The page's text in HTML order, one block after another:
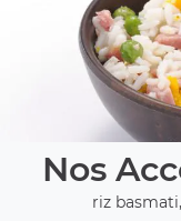
Nos
riz